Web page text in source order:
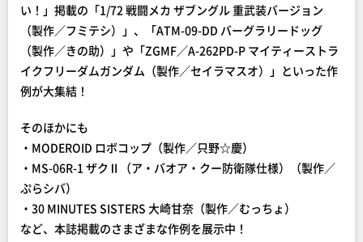
い！」掲載の「1/72 戦闘メカ ザブングル 重武装バージョン
（製作／フミテシ）」、「ATM-09-DD バーグラリードッグ
（製作／きの助）」や「ZGMF／A-262PD-P マイティーストラ
イクフリーダムガンダム（製作／セイラマスオ）」といった作
例が大集結！
そのほかにも
・MODEROID ロボコップ（製作／只野☆慶）
・MS-06R-1 ザクⅡ（ア・バオア・クー防衛隊仕様）（製作／
ぷらシバ）
・30 MINUTES SISTERS 大崎甘奈（製作／むっちょ）
など、本誌掲載のさまざまな作例を展示中！